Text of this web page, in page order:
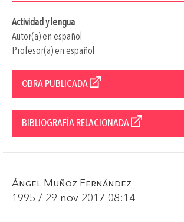
Actividad y lengua
Autor(a) en español
Profesor(a) en español
OBRA PUBLICADA
BIBLIOGRAFÍA RELACIONADA
Ángel Muñoz Fernández
1995 / 29 nov 2017 08:14